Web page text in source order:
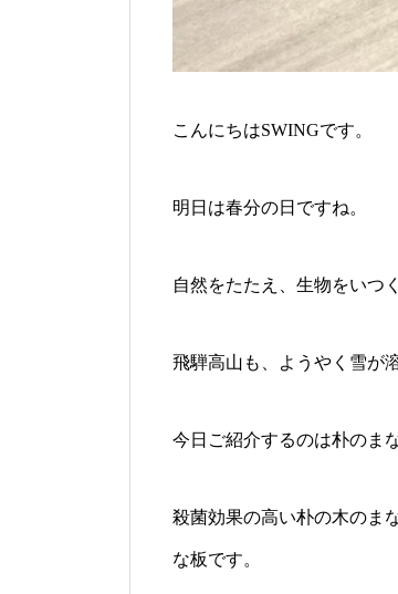
こんにちはSWINGです。
明日は春分の日ですね。
自然をたたえ、生物をいつ
飛騨高山も、ようやく雪が
今日ご紹介するのは朴のま
殺菌効果の高い朴の木のま
な板です。